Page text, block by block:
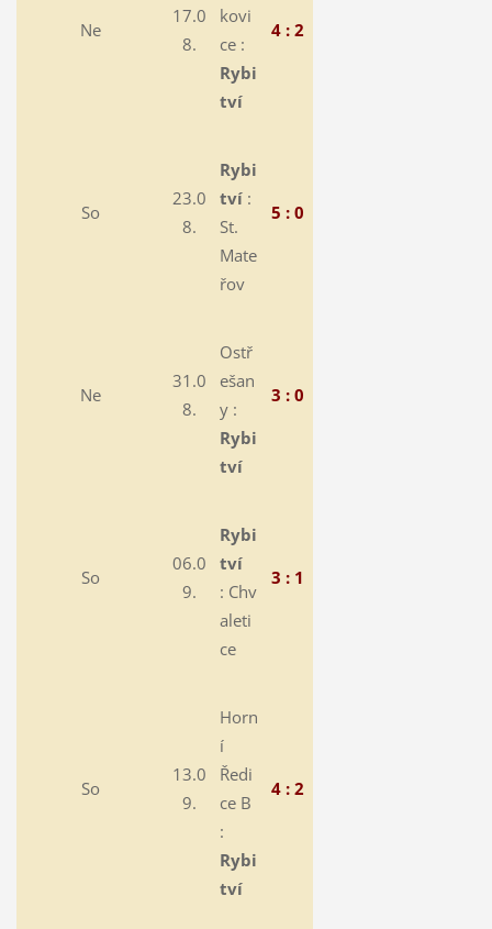
Ne
17.0
8.
kovi
ce :
Rybi
tví
4 : 2
So
23.0
8.
Rybi
tví:
St.
Mate
řov
5 : 0
Ne
31.0
8.
Ostř
ešan
y :
Rybi
tví
3 : 0
So
06.0
9.
Rybi
tví
: Chv
aleti
ce
3 : 1
So
13.0
9.
Horn
í
Ředi
ce B
:
Rybi
tví
4 : 2